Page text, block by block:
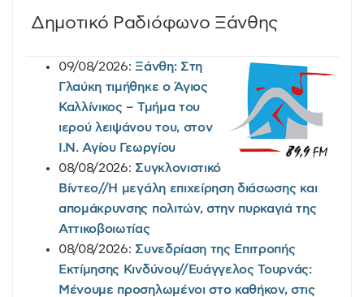
Δημοτικό Ραδιόφωνο Ξάνθης
09/08/2026: Ξάνθη: Στη
Γλαύκη τιμήθηκε ο Άγιος
Καλλίνικος – Τμήμα του
ιερού λειψάνου του, στον
Ι.Ν. Αγίου Γεωργίου
08/08/2026: Συγκλονιστικό
Βίντεο//Η μεγάλη επιχείρηση διάσωσης και
απομάκρυνσης πολιτών, στην πυρκαγιά της
Αττικοβοιωτίας
08/08/2026: Συνεδρίαση της Επιτροπής
Εκτίμησης Κινδύνου//Ευάγγελος Τουρνάς:
Μένουμε προσηλωμένοι στο καθήκον, στις